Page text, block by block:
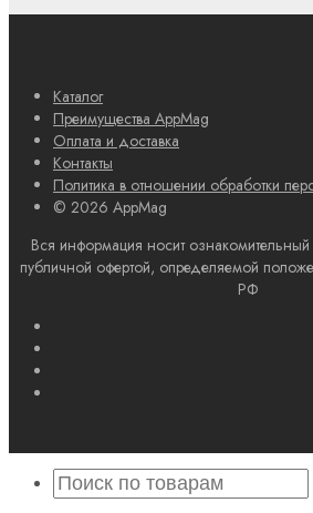
Каталог
Преимущества AppMag
Оплата и доставка
Контакты
Политика в отношении обработки
© 2026 AppMag
Вся информация носит ознакомительный
публичной офертой, определяемой
РФ